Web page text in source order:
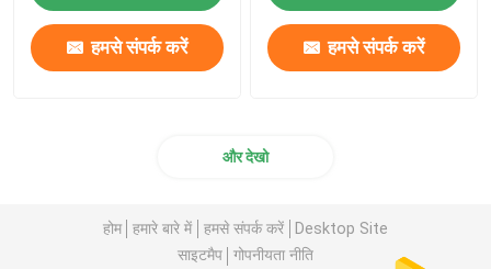
हमसे संपर्क करें हमसे संपर्क करें
और देखो
होम हमारे बारे में हमसे संपर्क करें
Desktop Site
साइटमैप
गोपनीयता नीति